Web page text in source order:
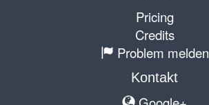
Pricing
Credits
Problem melden
Kontakt